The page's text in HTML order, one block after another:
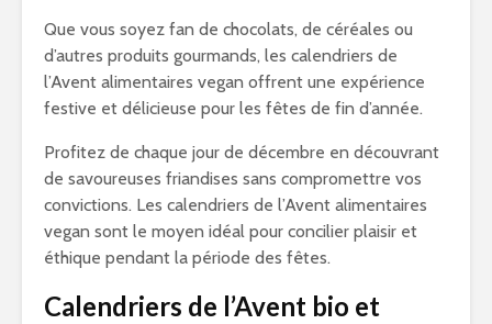
Que vous soyez fan de chocolats, de céréales ou
d’autres produits gourmands, les calendriers de
l’Avent alimentaires vegan offrent une expérience
festive et délicieuse pour les fêtes de fin d’année.
Profitez de chaque jour de décembre en découvrant
de savoureuses friandises sans compromettre vos
convictions. Les calendriers de l’Avent alimentaires
vegan sont le moyen idéal pour concilier plaisir et
éthique pendant la période des fêtes.
Calendriers de l’Avent bio et